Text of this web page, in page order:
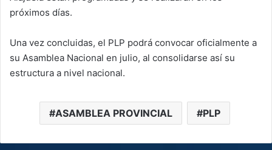
próximos días.
Una vez concluidas, el PLP podrá convocar oficialmente a
su Asamblea Nacional en julio, al consolidarse así su
estructura a nivel nacional.
ASAMBLEA PROVINCIAL PLP